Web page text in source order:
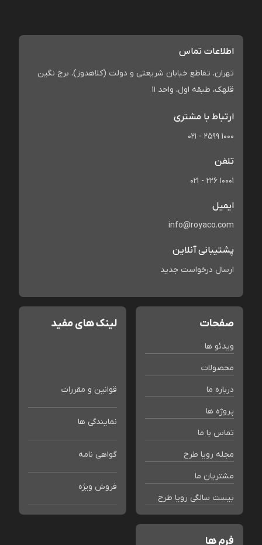
اطلاعات تماس
تهران، تقاطع خیابان شریعتی و دولت (کلاهدوز)، برج نگین
قلهک، طبقه اول، واحد 11
ارتباط با مشتری
021 - 2599 1000
تلفن
021 - 226 10001
ایمیل
info@royaco.com
پشتیبانی آنلاین
ارسال درخواست جدید
صفحات
ویدئو ها
محصولات
درباره ما
پروژه ها
تماس با ما
مجله رویا طرح
مشتریان ما
بیست سالگی رویا طرح
لینک های مفید
قوانین و مقررات
نمایندگی ها
گواهی نامه
فروش ویژه
فرم ها